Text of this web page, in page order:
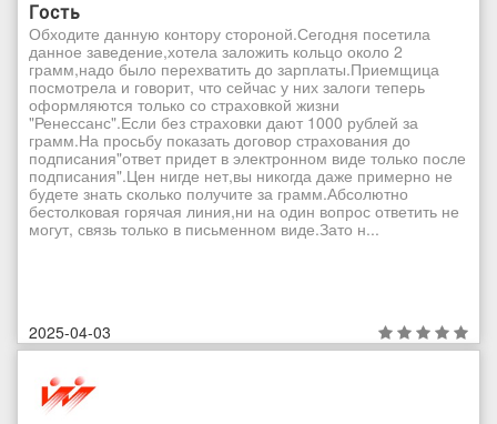
Гость
Обходите данную контору стороной.Сегодня посетила
данное заведение,хотела заложить кольцо около 2
грамм,надо было перехватить до зарплаты.Приемщица
посмотрела и говорит, что сейчас у них залоги теперь
оформляются только со страховкой жизни
"Ренессанс".Если без страховки дают 1000 рублей за
грамм.На просьбу показать договор страхования до
подписания"ответ придет в электронном виде только после
подписания".Цен нигде нет,вы никогда даже примерно не
будете знать сколько получите за грамм.Абсолютно
бестолковая горячая линия,ни на один вопрос ответить не
могут, связь только в письменном виде.Зато н...
2025-04-03